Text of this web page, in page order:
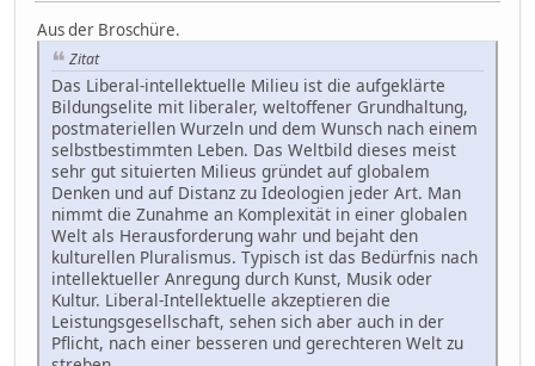
Aus der Broschüre.
Zitat
Das Liberal-intellektuelle Milieu ist die aufgeklärte
Bildungselite mit liberaler, weltoffener Grundhaltung,
postmateriellen Wurzeln und dem Wunsch nach einem
selbstbestimmten Leben. Das Weltbild dieses meist
sehr gut situierten Milieus gründet auf globalem
Denken und auf Distanz zu Ideologien jeder Art. Man
nimmt die Zunahme an Komplexität in einer globalen
Welt als Herausforderung wahr und bejaht den
kulturellen Pluralismus. Typisch ist das Bedürfnis nach
intellektueller Anregung durch Kunst, Musik oder
Kultur. Liberal-Intellektuelle akzeptieren die
Leistungsgesellschaft, sehen sich aber auch in der
Pflicht, nach einer besseren und gerechteren Welt zu